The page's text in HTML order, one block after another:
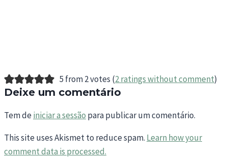
5 from 2 votes (2 ratings without comment)
Deixe um comentário
Tem deiniciar a sessão para publicar um comentário.
This site uses Akismet to reduce spam. Learn how your
comment data is processed.